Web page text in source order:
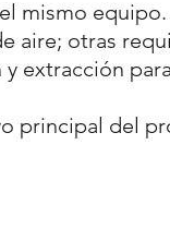
mismo
aire; otras
y extracción
principal del